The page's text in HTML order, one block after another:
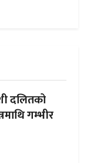
दलितको
गम्भीर